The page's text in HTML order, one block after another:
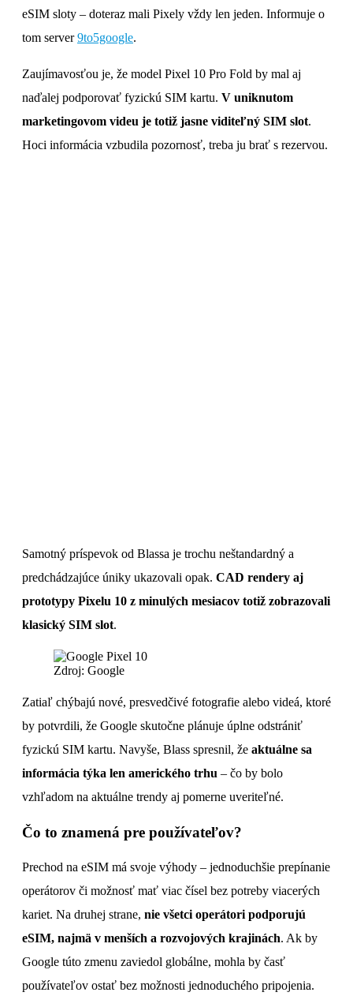
eSIM sloty – doteraz mali Pixely vždy len jeden. Informuje o
tom server9to5google.
Zaujímavosťou je, že model Pixel 10 Pro Fold by mal aj
naďalej podporovať fyzickú SIM kartu. V uniknutom
marketingovom videu je totiž jasne viditeľný SIM slot.
Hoci informácia vzbudila pozornosť, treba ju brať s rezervou.
Samotný príspevok od Blassa je trochu neštandardný a
predchádzajúce úniky ukazovali opak. CAD rendery aj
prototypy Pixelu 10 z minulých mesiacov totiž zobrazovali
klasický SIM slot.
Zdroj: Google
Zatiaľ chýbajú nové, presvedčivé fotografie alebo videá, ktoré
by potvrdili, že Google skutočne plánuje úplne odstrániť
fyzickú SIM kartu. Navyše, Blass spresnil, že aktuálne sa
informácia týka len amerického trhu – čo by bolo
vzhľadom na aktuálne trendy aj pomerne uveriteľné.
Čo to znamená pre používateľov?
Prechod na eSIM má svoje výhody – jednoduchšie prepínanie
operátorov či možnosť mať viac čísel bez potreby viacerých
kariet. Na druhej strane, nie všetci operátori podporujú
eSIM, najmä v menších a rozvojových krajinách. Ak by
Google túto zmenu zaviedol globálne, mohla by časť
používateľov ostať bez možnosti jednoduchého pripojenia.